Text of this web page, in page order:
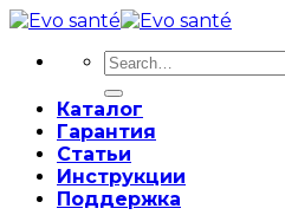
Skip
content
Search
for:
Каталог
Гарантия
Статьи
Инструкции
Поддержка